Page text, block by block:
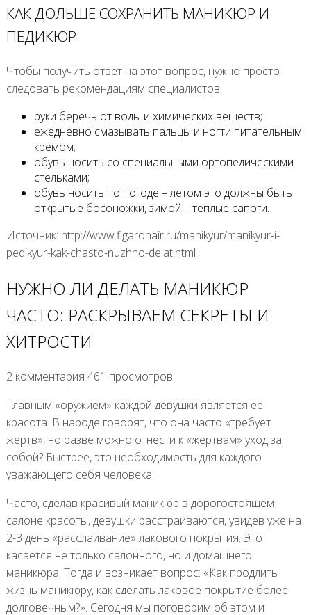
КАК ДОЛЬШЕ СОХРАНИТЬ МАНИКЮР И
ПЕДИКЮР
Чтобы получить ответ на этот вопрос, нужно просто
следовать рекомендациям специалистов:
руки беречь от воды и химических веществ;
ежедневно смазывать пальцы и ногти питательным
кремом;
обувь носить со специальными ортопедическими
стельками;
обувь носить по погоде – летом это должны быть
открытые босоножки, зимой – теплые сапоги.
Источник: http://www.figarohair.ru/manikyur/manikyur-i-
pedikyur-kak-chasto-nuzhno-delat.html
НУЖНО ЛИ ДЕЛАТЬ МАНИКЮР
ЧАСТО: РАСКРЫВАЕМ СЕКРЕТЫ И
ХИТРОСТИ
2 комментария 461 просмотров
Главным «оружием» каждой девушки является ее
красота. В народе говорят, что она часто «требует
жертв», но разве можно отнести к «жертвам» уход за
собой? Быстрее, это необходимость для каждого
уважающего себя человека.
Часто, сделав красивый маникюр в дорогостоящем
салоне красоты, девушки расстраиваются, увидев уже на
2-3 день «расслаивание» лакового покрытия. Это
касается не только салонного, но и домашнего
маникюра. Тогда и возникает вопрос: «Как продлить
жизнь маникюру, как сделать лаковое покрытие более
долговечным?». Сегодня мы поговорим об этом и